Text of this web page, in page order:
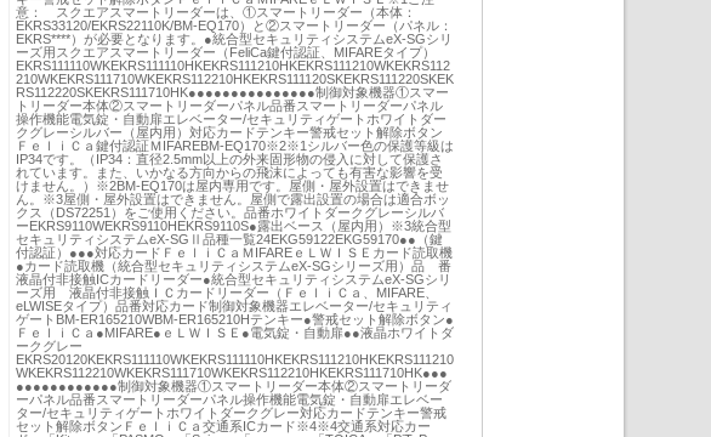
意： スクエアスマートリーダーは、①スマートリーダー（本体：
EKRS33120/EKRS22110K/BM-EQ170）と②スマートリーダー（パネル：
EKRS****）が必要となります。●統合型セキュリティシステムeX-SGシリ
ーズ用スクエアスマートリーダー（FeliCa鍵付認証、MIFAREタイプ）
EKRS111110WKEKRS111110HKEKRS111210HKEKRS111210WKEKRS112
210WKEKRS111710WKEKRS112210HKEKRS111120SKEKRS111220SKEK
RS112220SKEKRS111710HK●●●●●●●●●●●●●●●制御対象機器①スマー
トリーダー本体②スマートリーダーパネル品番スマートリーダーパネル
操作機能電気錠・自動扉エレベーター/セキュリティゲートホワイトダー
クグレーシルバー（屋内用）対応カードテンキー警戒セット解除ボタン
ＦｅｌｉＣａ鍵付認証ＭIFAREBM-EQ170※2※1シルバー色の保護等級は
IP34です。（IP34：直径2.5mm以上の外来固形物の侵入に対して保護さ
れています。また、いかなる方向からの飛沫によっても有害な影響を受
けません。）※2BM-EQ170は屋内専用です。屋側・屋外設置はできませ
ん。※3屋側・屋外設置はできません。屋側で露出設置の場合は適合ボッ
クス（DS72251）をご使用ください。品番ホワイトダークグレーシルバ
ーEKRS9110WEKRS9110HEKRS9110S●露出ベース（屋内用）※3統合型
セキュリティシステムeX-SGⅡ品種一覧24EKG59122EKG59170●●（鍵
付認証）●●●対応カードＦｅｌｉＣａＭIFAREｅＬＷＩＳＥカード読取機
●カード読取機（統合型セキュリティシステムeX-SGシリーズ用）品 番
液晶付非接触ICカードリーダー●統合型セキュリティシステムeX-SGシリ
ーズ用 液晶付非接触ＩＣカードリーダー（ＦｅｌｉＣａ、MIFARE、
eLWISEタイプ）品番対応カード制御対象機器エレベーター/セキュリティ
ゲートBM-ER165210WBM-ER165210Hテンキー●警戒セット解除ボタン●
ＦｅｌｉＣａ●MIFARE●ｅＬＷＩＳＥ●電気錠・自動扉●●液晶ホワイトダ
ークグレー
EKRS20120KEKRS111110WKEKRS111110HKEKRS111210HKEKRS111210
WKEKRS112210WKEKRS111710WKEKRS112210HKEKRS111710HK●●●
●●●●●●●●●●●●制御対象機器①スマートリーダー本体②スマートリーダ
ーパネル品番スマートリーダーパネル操作機能電気錠・自動扉エレベー
ター/セキュリティゲートホワイトダークグレー対応カードテンキー警戒
セット解除ボタンＦｅｌｉＣａ交通系ICカード※4※4交通系対応カー